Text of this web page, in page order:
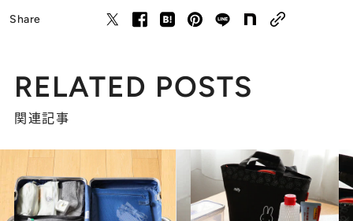
Share
RELATED POSTS
関連記事